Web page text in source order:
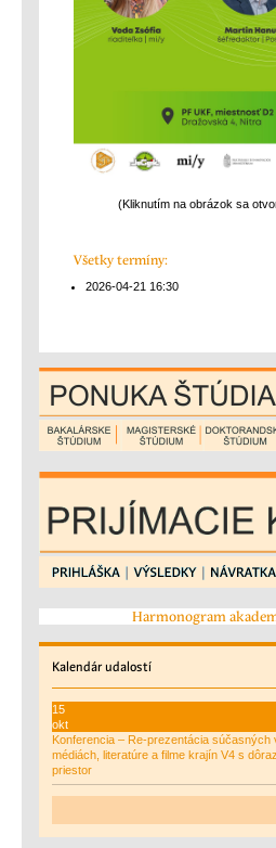
(Kliknutím na obrázok sa
Všetky termíny:
2026-04-21 16:30
Harmonogram
Kalendárudalostí
15
okt
Konferencia – Re-prezentácia
médiách, literatúre a filme krajín V4 s
priestor